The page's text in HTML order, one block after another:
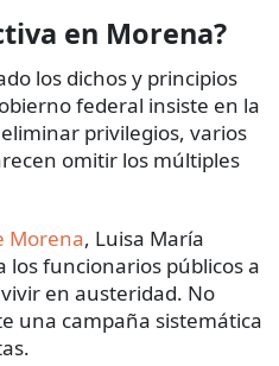
en Morena?
los dichos y principios
federal insiste en la
privilegios, varios
omitir los múltiples
Morena, Luisa María
los funcionarios públicos a
en austeridad. No
una campaña sistemática